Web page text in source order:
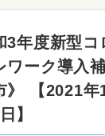
3年度新型コ
ワーク導入
》 【2021年
】